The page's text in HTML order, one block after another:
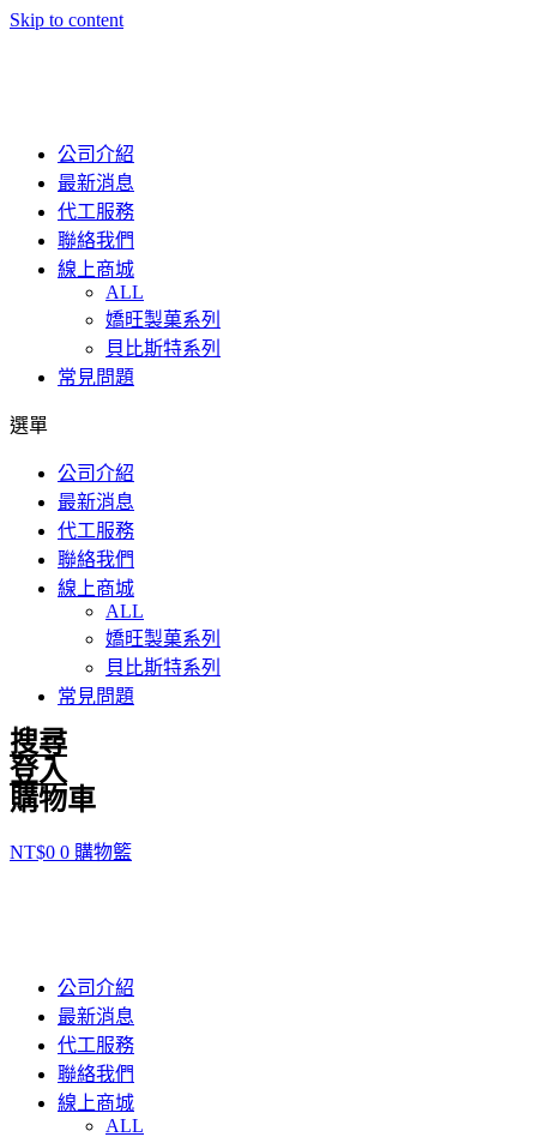
Skip to content
公司介紹
最新消息
代工服務
聯絡我們
線上商城
ALL
嬌旺製菓系列
貝比斯特系列
常見問題
選單
公司介紹
最新消息
代工服務
聯絡我們
線上商城
ALL
嬌旺製菓系列
貝比斯特系列
常見問題
搜尋
登入
購物車
NT$0 0 購物籃
公司介紹
最新消息
代工服務
聯絡我們
線上商城
ALL